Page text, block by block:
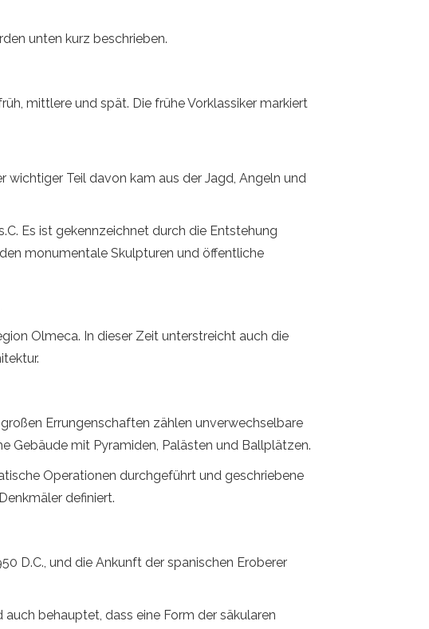
unten kurz beschrieben.
mittlere und spät. Die frühe Vorklassiker markiert
wichtiger Teil davon kam aus der Jagd, Angeln und
Es ist gekennzeichnet durch die Entstehung
monumentale Skulpturen und öffentliche
Olmeca. In dieser Zeit unterstreicht auch die
Errungenschaften zählen unverwechselbare
Gebäude mit Pyramiden, Palästen und Ballplätzen.
Operationen durchgeführt und geschriebene
definiert.
D.C., und die Ankunft der spanischen Eroberer
behauptet, dass eine Form der säkularen